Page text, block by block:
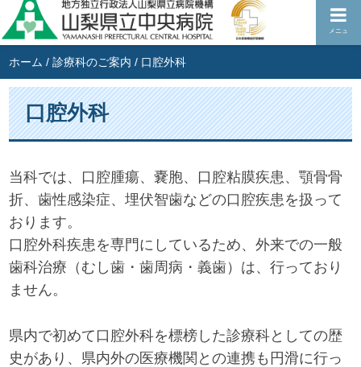
メニュ
ホーム /診療科のご案内 / 口腔外科
口腔外科
当科では、口腔腫瘍、嚢胞、口腔粘膜疾患、顎骨骨
折、歯性感染症、埋伏智歯などの口腔疾患を扱って
おります。
口腔外科疾患を専門にしているため、外来での一般
歯科治療（むし歯・歯周病・義歯）は、行っており
ません。
県内で初めて口腔外科を標榜した診療科としての歴
史があり、県内外の医療機関との連携も円滑に行っ